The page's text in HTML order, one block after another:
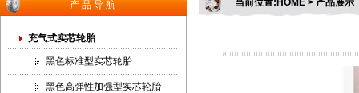
产品导航
充气式实芯轮胎
黑色标准型实芯轮胎
黑色高弹性加强型实芯轮胎
当前位置:HOME > 产品展示